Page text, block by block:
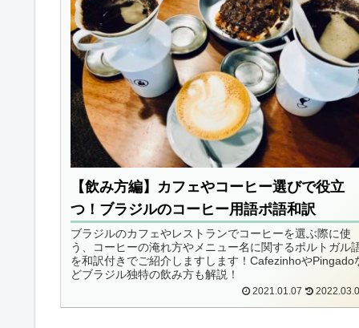
【飲み方編】カフェやコーヒー選びで役立
つ！ブラジルのコーヒー用語ポ語和訳
ブラジルのカフェやレストランでコーヒーを選ぶ際に使
う、コーヒーの淹れ方やメニュー名に関するポルトガル
を和訳付きでご紹介しますします！CafezinhoやPingado
どブラジル独特の飲み方も解説！
2021.01.07